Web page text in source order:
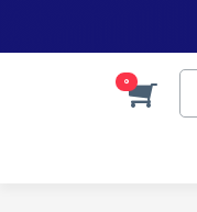
0